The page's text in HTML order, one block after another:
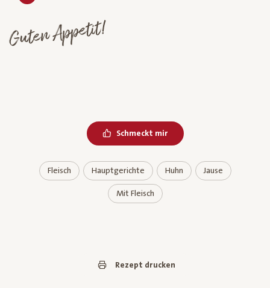
Guten Appetit!
Schmeckt mir
Fleisch Hauptgerichte Huhn Jause
Mit Fleisch
Rezept drucken